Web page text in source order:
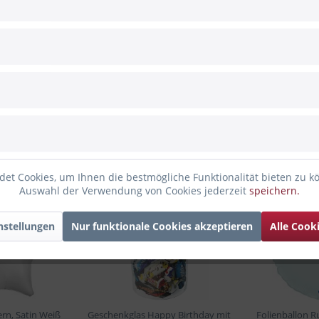
gesichert
Satin Weiß
TIPP!
Geschenkglas Happy Birthday mit
Folienballon
Cookies, um Ihnen die bestmögliche Funktionalität bieten zu
Auswahl der Verwendung von Cookies jederzeit speichern.
Nur funktionale Cookies akzeptieren Alle